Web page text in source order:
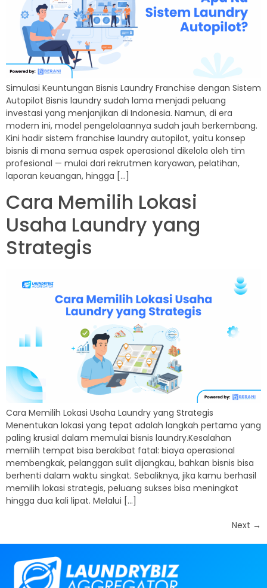
Simulasi Keuntungan Bisnis Laundry Franchise dengan Sistem
Autopilot Bisnis laundry sudah lama menjadi peluang
investasi yang menjanjikan di Indonesia. Namun, di era
modern ini, model pengelolaannya sudah jauh berkembang.
Kini hadir sistem franchise laundry autopilot, yaitu konsep
bisnis di mana semua aspek operasional dikelola oleh tim
profesional — mulai dari rekrutmen karyawan, pelatihan,
laporan keuangan, hingga […]
Cara Memilih Lokasi
Usaha Laundry yang
Strategis
Cara Memilih Lokasi Usaha Laundry yang Strategis
Menentukan lokasi yang tepat adalah langkah pertama yang
paling krusial dalam memulai bisnis laundry.Kesalahan
memilih tempat bisa berakibat fatal: biaya operasional
membengkak, pelanggan sulit dijangkau, bahkan bisnis bisa
berhenti dalam waktu singkat. Sebaliknya, jika kamu berhasil
memilih lokasi strategis, peluang sukses bisa meningkat
hingga dua kali lipat. Melalui […]
Next →